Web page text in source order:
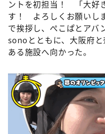
ントを初担当！ 「大好
す！ よろしくお願いし
で挨拶し、ぺこぱとア
sonoとともに、大阪府
ある施設へ向かった。